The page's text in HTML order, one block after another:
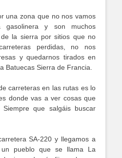
una zona que no nos vamos
gasolinera y son muchos
la sierra por sitios que no
perdidas, no nos
y quedarnos tirados en
Batuecas Sierra de Francia.
carreteras en las rutas es lo
donde vas a ver cosas que
que salgáis buscar
SA-220 y llegamos a
pueblo que se llama La